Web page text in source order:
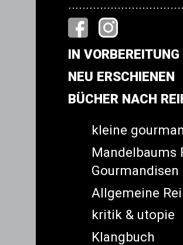
IN VORBEREITUNG
NEU ERSCHIENEN
BÜCHER NACH
kleine
Mandelbaums
Gourmandisen
Allgemeine
kritik & utopie
Klangbuch